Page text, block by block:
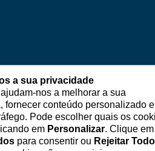
a sua privacidade
nos a melhorar a sua
fornecer conteúdo personalizado e
Pode escolher quais os
em Personalizar. Clique em
para consentir ou Rejeitar